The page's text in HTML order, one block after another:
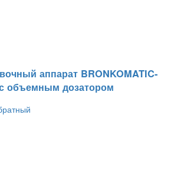
аппарат BRONKOMATIC-
с объемным дозатором